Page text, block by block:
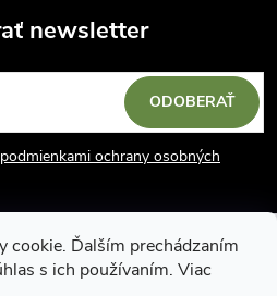
cookie. Ďalším prechádzaním
s ich používaním. Viac
newsletter
podmienkami ochrany osobných
ODOBERAŤ